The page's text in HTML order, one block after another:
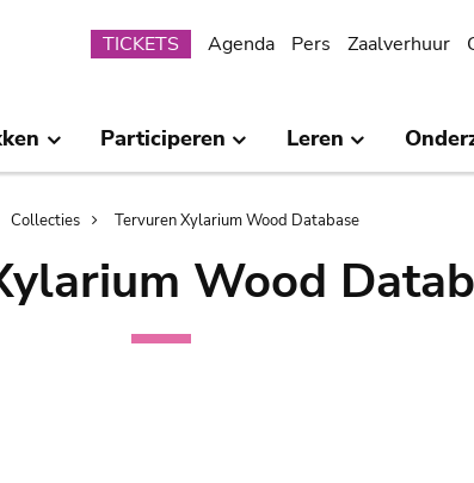
Submenu
TICKETS Agenda Pers Zaalverhuur
Participeren Leren
Collecties Tervuren Xylarium Wood Database
Wood